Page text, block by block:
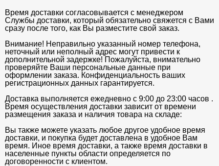
Время доставки согласовывается с менеджером
Службы доставки, который обязательно свяжется с Вами
сразу после того, как Вы разместите свой заказ.
Внимание! Неправильно указанный номер телефона,
неточный или неполный адрес могут привести к
дополнительной задержке! Пожалуйста, внимательно
проверяйте Ваши персональные данные при
оформлении заказа. Конфиденциальность ваших
регистрационных данных гарантируется.
Доставка выполняется ежедневно с 9:00 до 23:00 часов .
Время осуществления доставки зависит от времени
размещения заказа и наличия товара на складе:
Вы также можете указать любое другое удобное время
доставки, и покупка будет доставлена в удобное Вам
время. Иное время доставки, а также время доставки в
населенные пункты области определяется по
договоренности с клиентом.